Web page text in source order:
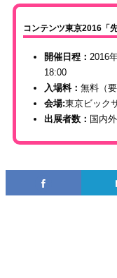
コンテンツ東京2016「
開催日程： 2016
18:00
入場料： 無料（要
会場:東京ビック
出展者数： 国内